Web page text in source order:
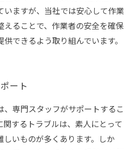
いますが、当社では安心して作業
えることで、作業者の安全を確保
できるよう取り組んでいます。
ート
、専門スタッフがサポートするこ
関するトラブルは、素人にとって
しいものが多くあります。しか